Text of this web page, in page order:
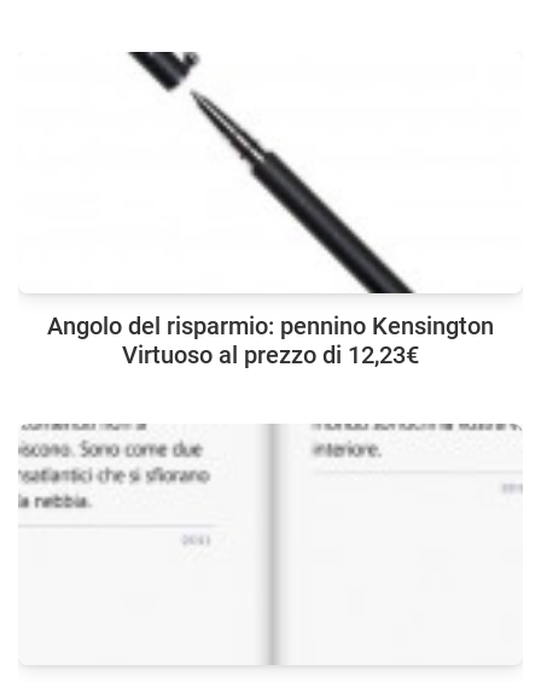
Angolo del risparmio: pennino Kensington
Virtuoso al prezzo di 12,23€